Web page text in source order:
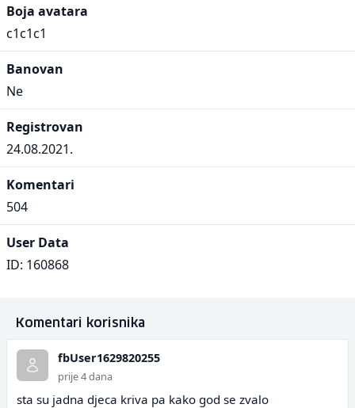
Boja avatara
c1c1c1
Banovan
Ne
Registrovan
24.08.2021.
Komentari
504
User Data
ID: 160868
Komentari korisnika
fbUser1629820255
prije 4 dana
sta su jadna djeca kriva pa kako god se zvalo